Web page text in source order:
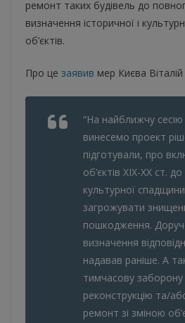
ремонт таких будівель до
визначення історичної і
об’єктів.
Про це заявив мер Києва
“На найближчу сесію
винесемо проект
підготували, про
об’єктів ХІХ-ХХ ст. до
культурної
загрожувати
пошкодження.
визначення
надавав раніше. А
тимчасову
реконструкцію та/
ремонт зі зміною